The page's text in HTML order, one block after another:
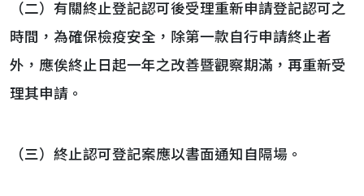
（二）有關終止登記認可後受理重新申請登記認可之
時間，為確保檢疫安全，除第一款自行申請終止者
外，應俟終止日起一年之改善暨觀察期滿，再重新受
理其申請。
（三）終止認可登記案應以書面通知自隔場。